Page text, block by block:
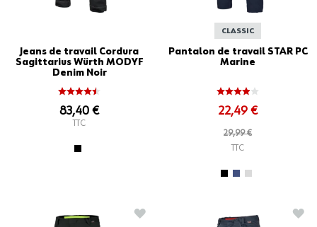
Jeans de travail Cordura
Sagittarius Würth MODYF
Denim Noir
83,40 €
TTC
CLASSIC
Pantalon de travail STAR PC
Marine
22,49 €
29,99 €
TTC
AJOUTER À LA LISTE D'ACHATS